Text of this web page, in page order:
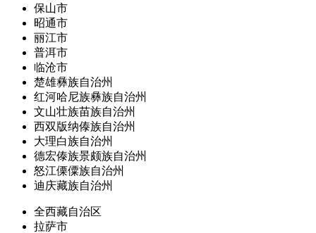
保山市
昭通市
丽江市
普洱市
临沧市
楚雄彝族自治州
红河哈尼族彝族自治州
文山壮族苗族自治州
西双版纳傣族自治州
大理白族自治州
德宏傣族景颇族自治州
怒江傈僳族自治州
迪庆藏族自治州
全西藏自治区
拉萨市